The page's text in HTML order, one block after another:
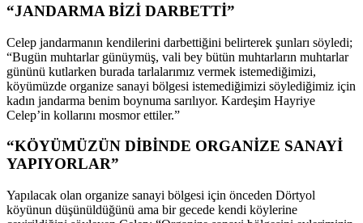
“JANDARMA BİZİ DARBETTİ”
Celep jandarmanın kendilerini darbettiğini belirterek şunları söyledi;
“Bugün muhtarlar günüymüş, vali bey bütün muhtarların muhtarlar
gününü kutlarken burada tarlalarımız vermek istemediğimizi,
köyümüzde organize sanayi bölgesi istemediğimizi söylediğimiz için
kadın jandarma benim boynuma sarılıyor. Kardeşim Hayriye
Celep’in kollarını mosmor ettiler.”
“KÖYÜMÜZÜN DİBİNDE ORGANİZE SANAYİ
YAPIYORLAR”
Yapılacak olan organize sanayi bölgesi için önceden Dörtyol
köyünun düşünüldüğünü ama bir gecede kendi köylerine